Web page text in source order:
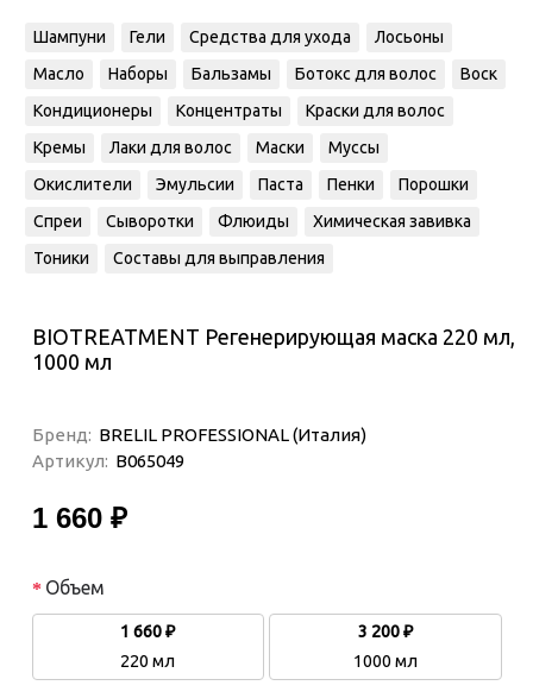
Шампуни Гели Средства для ухода
Лосьоны
Масло
Наборы Бальзамы Ботокс для волос
Воск
Кондиционеры
Концентраты
Краски для волос
Кремы
Лаки для волос Маски
Муссы
Окислители
Эмульсии Паста Пенки
Порошки
Спреи
Сыворотки Флюиды
Химическая завивка
Тоники
Составы для выправления
BIOTREATMENT Регенерирующая маска 220 мл,
1000 мл
Бренд: BRELIL PROFESSIONAL (Италия)
Артикул: B065049
1 660 ₽
Объем
1 660 ₽
220 мл
3 200 ₽
1000 мл